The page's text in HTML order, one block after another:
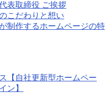
表取締役 ご挨拶
こだわりと想い
制作するホームページの特
【自社更新型ホームペー
ン】